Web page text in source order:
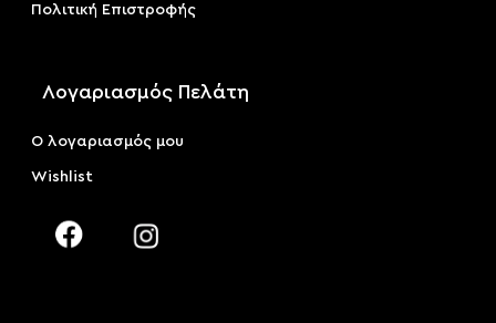
Πολιτική Επιστροφής
Λογαριασμός Πελάτη
Ο λογαριασμός μου
Wishlist